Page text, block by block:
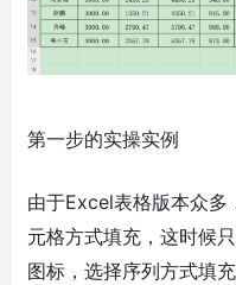
第一步的实操实例
由于Excel表格版本众多
元格方式填充，这时候
图标，选择序列方式填充